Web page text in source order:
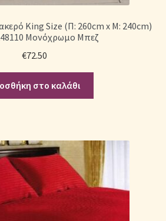
King Size (Π: 260cm x Μ: 240cm)
Μονόχρωμο Μπεζ
€72.50
στο καλάθι